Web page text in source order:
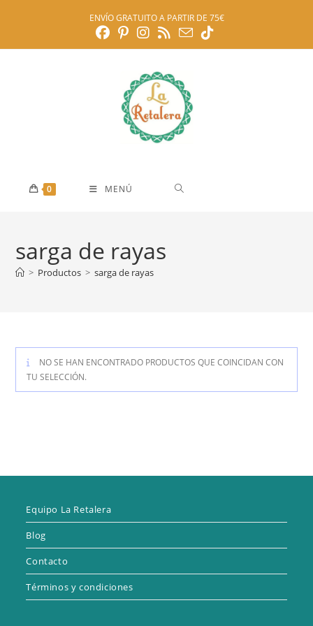
ENVÍO GRATUITO A PARTIR DE 75€
0 MENÚ
sarga de rayas
> Productos > sarga de rayas
NO SE HAN ENCONTRADO PRODUCTOS QUE COINCIDAN CON
TU SELECCIÓN.
Equipo La Retalera
Blog
Contacto
Términos y condiciones